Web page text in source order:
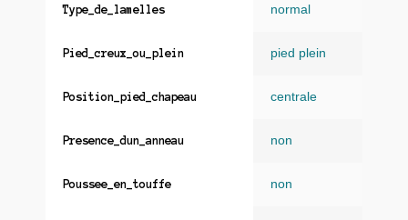
Type_de_lamelles normal
Pied_creux_ou_plein pied plein
Position_pied_chapeau centrale
Presence_dun_anneau non
Poussee_en_touffe non